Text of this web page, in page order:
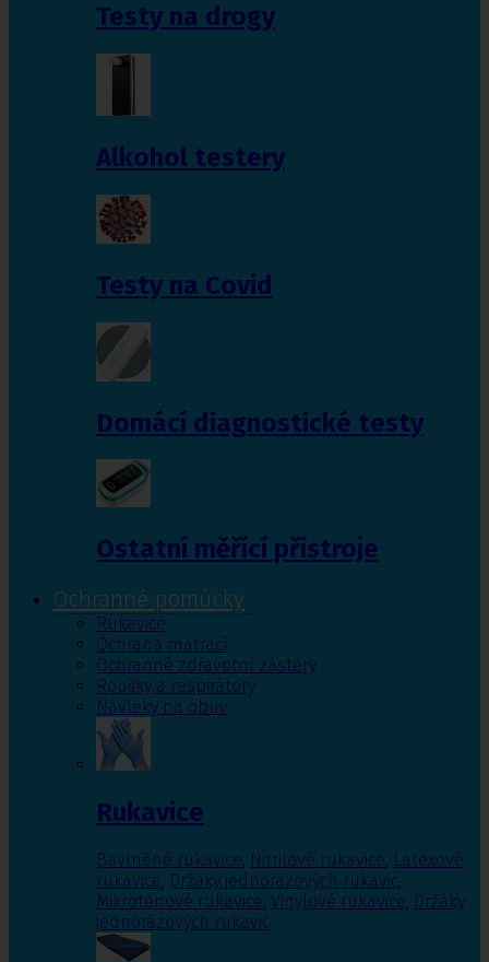
Testy na drogy
Alkohol testery
Testy na Covid
Domácí diagnostické testy
Ostatní měřící přístroje
Ochranné pomůcky
Rukavice
Ochrana matrací
Ochranné zdravotní zástěry
Roušky a respirátory
Návleky na obuv
Rukavice
Bavlněné rukavice, Nitrilové rukavice, Latexové
rukavice, Držáky jednorázových rukavic,
Mikrotenové rukavice, Vinylové rukavice, Držáky
jednorázových rukavic